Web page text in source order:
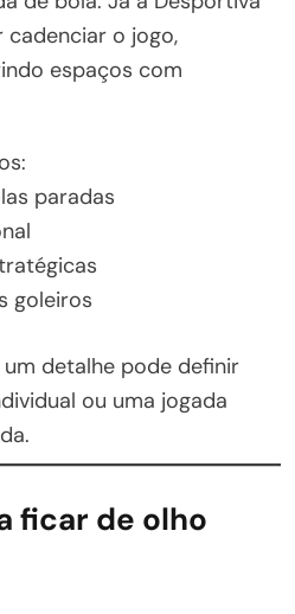
cadenciar o jogo,
espaços com
paradas
goleiros
detalhe pode definir
ou uma jogada
ficar de olho